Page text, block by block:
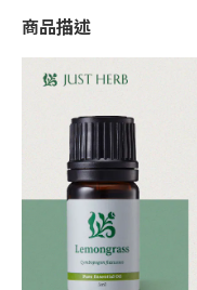
商品描述